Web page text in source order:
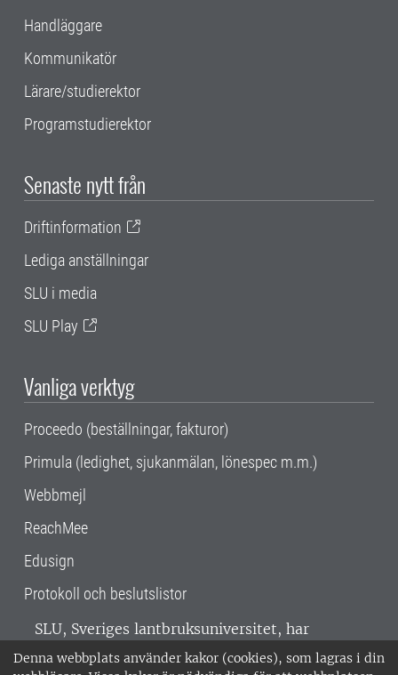
Denna webbplats använder kakor (cookies), som lagras i din
Handläggare
Kommunikatör
Lärare/studierektor
Programstudierektor
Senaste nytt från
Driftinformation
Lediga anställningar
SLU i media
SLU Play
Vanliga verktyg
Proceedo (beställningar, fakturor)
Primula (ledighet, sjukanmälan, lönespec m.m.)
Webbmejl
ReachMee
Edusign
Protokoll och beslutslistor
SLU, Sveriges lantbruksuniversitet, har
verksamhet över hela Sverige. Huvudorter är
Alnarp, Uppsala och Umeå.SLU är